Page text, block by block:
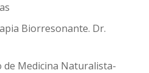
Biorresonante. Dr.
Medicina Naturalista-